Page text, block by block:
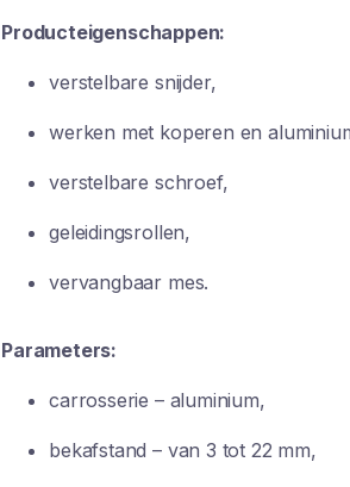
Producteigenschappen:
verstelbare snijder,
werken met koperen en
verstelbare schroef,
geleidingsrollen,
vervangbaar mes.
Parameters:
carrosserie – aluminium,
bekafstand – van 3 tot 22 mm,